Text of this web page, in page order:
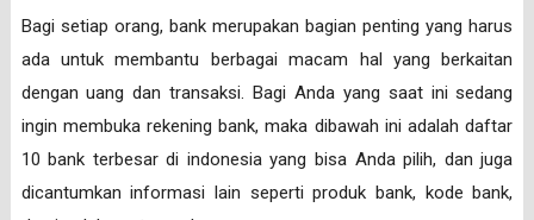
Bagi setiap orang, bank merupakan bagian penting yang harus
ada untuk membantu berbagai macam hal yang berkaitan
dengan uang dan transaksi. Bagi Anda yang saat ini sedang
ingin membuka rekening bank, maka dibawah ini adalah daftar
10 bank terbesar di indonesia yang bisa Anda pilih, dan juga
dicantumkan informasi lain seperti produk bank, kode bank,